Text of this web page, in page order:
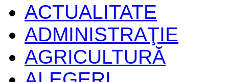
ACTUALITATE
ADMINISTRAŢIE
AGRICULTURĂ